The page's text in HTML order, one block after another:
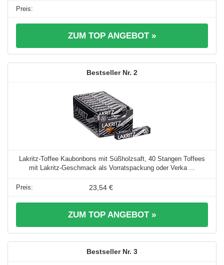
ZUM TOP ANGEBOT »
2
Lakritz-Toffee Kaubonbons mit Süßholzsaft, 40 Stangen Toffees
mit Lakritz-Geschmack als Vorratspackung oder Verka ...
23,54 €
ZUM TOP ANGEBOT »
3